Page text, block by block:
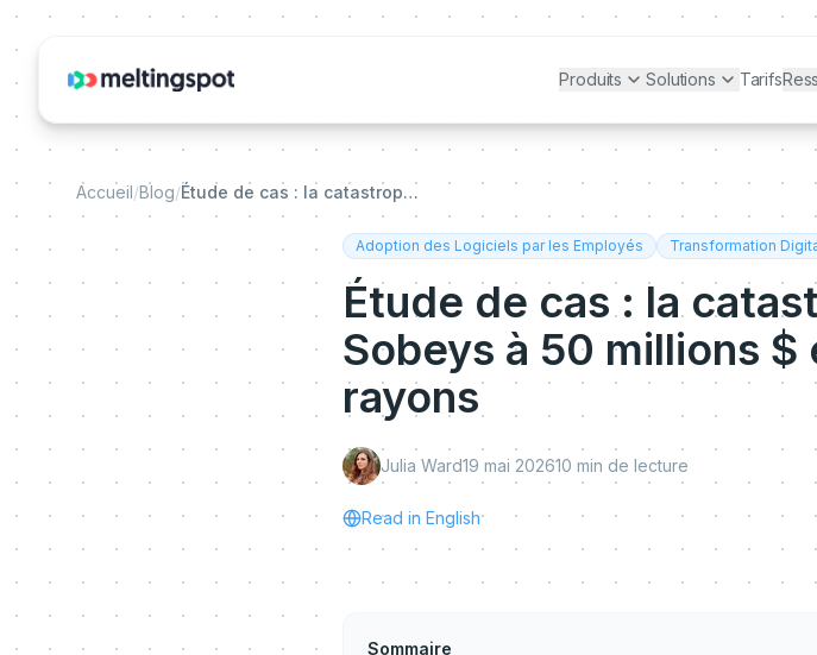
Produits Solutions Tarifs
Accueil/Blog/ Étude de cas : la catastrophe SAP de Sobeys à 50 millions $ et le Noël sans rayons
Adoption des Logiciels par les Employés Transformation
Étude de cas : la
Sobeys à 50 millions $
rayons
Julia Ward19 mai 202610 min de lecture
Read in English
Sommaire